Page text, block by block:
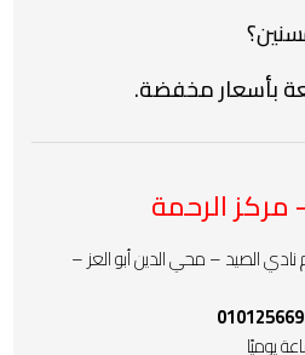
بأسعار مخفضة.
مركز الرحمة
نادي الصيد – محي الدين أبو العز –